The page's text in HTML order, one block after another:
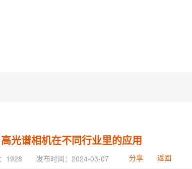
高光谱相机在不同行业里的应用
1928 发布时间：2024-03-07 分享 返回